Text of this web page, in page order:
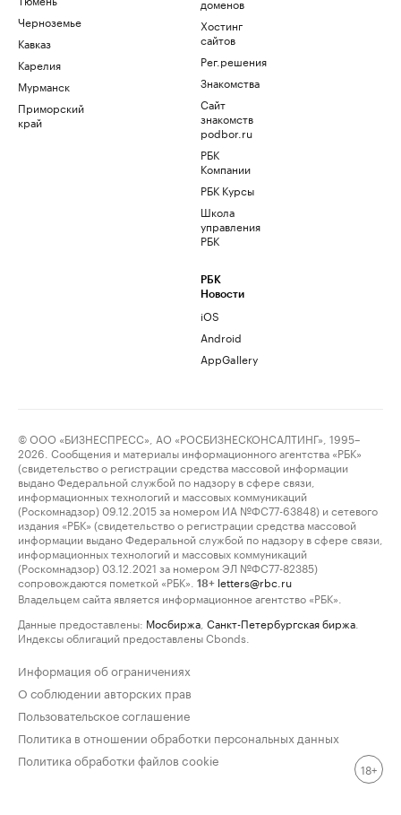
Черноземье
Кавказ
Карелия
Мурманск
Приморский
край
Хостинг
сайтов
Рег.решения
Знакомства
Сайт
знакомств
podbor.ru
РБК
Компании
РБК Курсы
Школа
управления
РБК
РБК
Новости
iOS
Android
AppGallery
© ООО «БИЗНЕСПРЕСС», АО «РОСБИЗНЕСКОНСАЛТИНГ», 1995–
2026. Сообщения и материалы информационного агентства «РБК»
(свидетельство о регистрации средства массовой информации
выдано Федеральной службой по надзору в сфере связи,
информационных технологий и массовых коммуникаций
(Роскомнадзор) 09.12.2015 за номером ИА №ФС77-63848) и сетевого
издания «РБК» (свидетельство о регистрации средства массовой
информации выдано Федеральной службой по надзору в сфере связи,
информационных технологий и массовых коммуникаций
(Роскомнадзор) 03.12.2021 за номером ЭЛ №ФС77-82385)
сопровождаются пометкой «РБК».
18+ letters@rbc.ru
Владельцем сайта является информационное агентство «РБК».
Данные предоставлены: Мосбиржа Санкт-Петербургская биржа
Индексы облигаций предоставлены Cbonds.
Информация об ограничениях
О соблюдении авторских прав
Пользовательское соглашение
Политика в отношении обработки персональных данных
Политика обработки файлов cookie
18+